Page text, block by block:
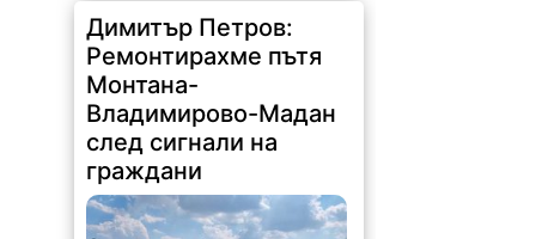
Димитър Петров:
Ремонтирахме пътя
Монтана-
Владимирово-Мадан
след сигнали на
граждани